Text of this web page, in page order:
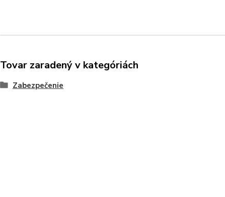
Tovar zaradený v kategóriách
Zabezpečenie